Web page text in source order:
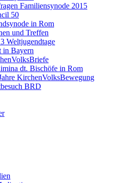
Familiensynode 2015
50
in Rom
und Treffen
Weltjugendtage
in Bayern
dt. Bischöfe in Rom
KirchenVolksBewegung
BRD